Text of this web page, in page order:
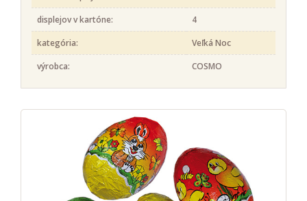
displejov v kartóne:
4
kategória:
Veľká Noc
výrobca:
COSMO